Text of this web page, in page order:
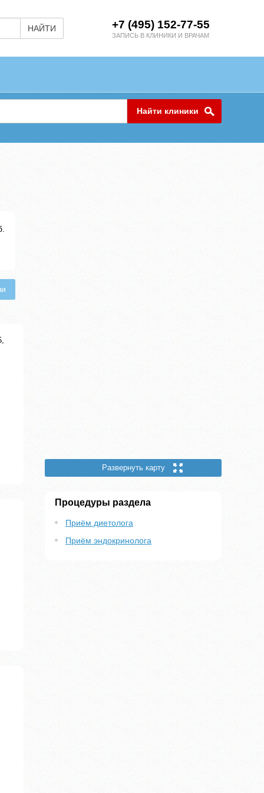
НАЙТИ +7 (495) 152-77-55
ЗАПИСЬ В КЛИНИКИ И ВРАЧАМ
Найти клиники
Развернуть карту
Процедуры раздела
Приём диетолога
Приём эндокринолога